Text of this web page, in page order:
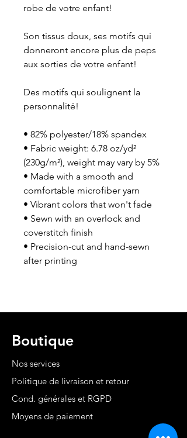
robe de votre enfant!
Son tissus doux, ses motifs qui
donneront encore plus de peps
aux sorties de votre enfant!
Des motifs qui soulignent la
personnalité!
• 82% polyester/18% spandex
• Fabric weight: 6.78 oz/yd²
(230g/m²), weight may vary by 5%
• Made with a smooth and
comfortable microfiber yarn
• Vibrant colors that won't fade
• Sewn with an overlock and
coverstitch finish
• Precision-cut and hand-sewn
after printing
Boutique
Nos services
Politique de livraison et retour
Cond. générales et RGPD
Moyens de paiement